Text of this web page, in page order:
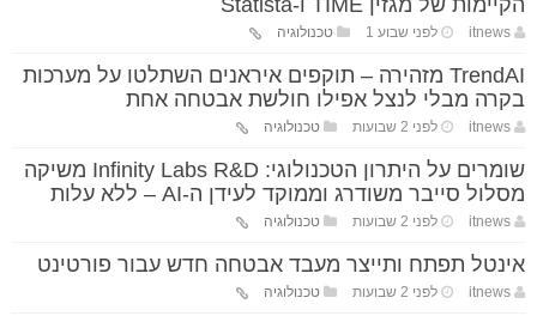
הקיימות של מגזין TIME ו-Statista
itnews לפני שבוע 1 טכנולוגיה
TrendAI מזהירה – תוקפים איראנים השתלטו על מערכות
בקרה מבלי לנצל אפילו חולשת אבטחה אחת
itnews לפני 2 שבועות טכנולוגיה
שומרים על היתרון הטכנולוגי: Infinity Labs R&D משיקה
מסלול סייבר משודרג וממוקד לעידן ה-AI – ללא עלות
itnews לפני 2 שבועות טכנולוגיה
אינטל תפתח ותייצר מעבד אבטחה חדש עבור פורטינט
itnews לפני 2 שבועות טכנולוגיה